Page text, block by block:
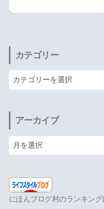
カテゴリー
アーカイブ
にほんブログ村のランキン